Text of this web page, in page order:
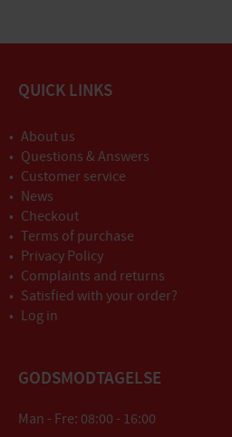
QUICK LINKS
About us
Questions & Answers
Customer service
News
Checkout
Terms of purchase
Privacy Policy
Complaints and returns
Satisfied with your order?
Log in
GODSMODTAGELSE
Man - Fre: 08:00 - 16:00